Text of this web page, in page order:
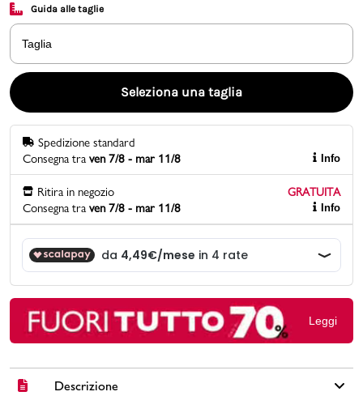
Promo & News
contatti
Gift card
Guida alle taglie
Taglia
Seleziona una taglia
Spedizione standard
Consegna tra ven 7/8 - mar 11/8 Info
Ritira in negozio
GRATUITA
Consegna tra ven 7/8 - mar 11/8 Info
Leggi
Descrizione